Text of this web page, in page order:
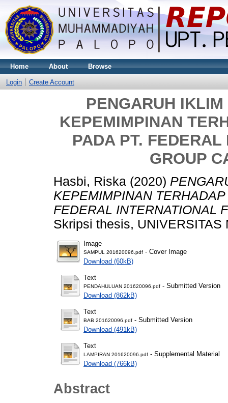
Home About Browse
Login Create Account
PENGARUH
KEPEMIMPINAN
PADA PT.
GROUP
Hasbi, Riska (2020)
KEPEMIMPINAN
FEDERAL INTERNATIONAL
Skripsi thesis, UNIVERSITAS
Image
SAMPUL 201620096.pdf - Cover Image
Download (60kB)
Text
PENDAHULUAN 201620096.pdf - Submitted Version
Download (862kB)
Text
BAB 201620096.pdf - Submitted Version
Download (491kB)
Text
LAMPIRAN 201620096.pdf - Supplemental Material
Download (766kB)
Abstract